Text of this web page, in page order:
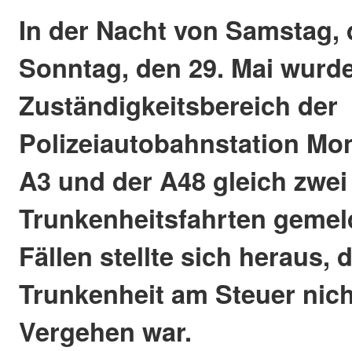
In der Nacht von Samstag,
Sonntag, den 29. Mai
Zuständigkeitsbereich der
Polizeiautobahnstation
A3 und der A48 gleich
Trunkenheitsfahrten
Fällen stellte sich heraus,
Trunkenheit am Steuer
Vergehen war.